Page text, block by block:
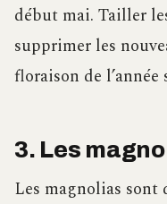
début mai. Tailler
supprimer les
floraison de l’année
3. Les
Les magnolias sont